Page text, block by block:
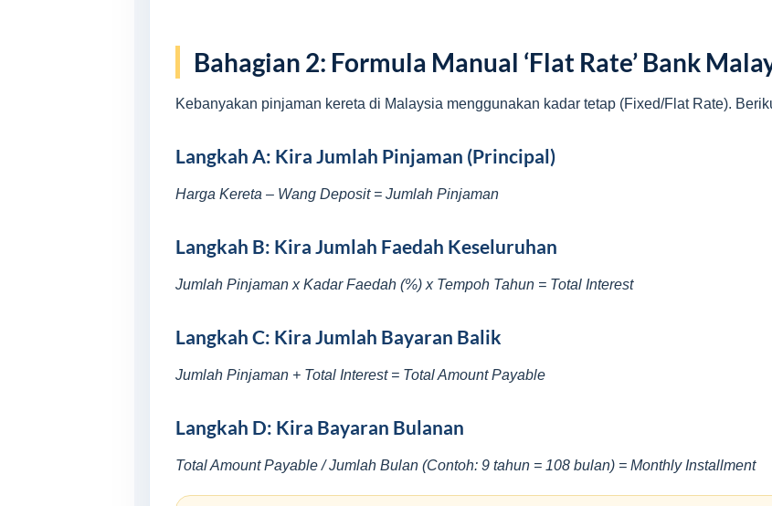
Bahagian 2: Formula Manual ‘Flat Rate’ Bank
Kebanyakan pinjaman kereta di Malaysia menggunakan kadar tetap (Fixed/Flat Rate).
Langkah A: Kira Jumlah Pinjaman (Principal)
Harga Kereta – Wang Deposit = Jumlah Pinjaman
Langkah B: Kira Jumlah Faedah Keseluruhan
Jumlah Pinjaman x Kadar Faedah (%) x Tempoh Tahun = Total Interest
Langkah C: Kira Jumlah Bayaran Balik
Jumlah Pinjaman + Total Interest = Total Amount Payable
Langkah D: Kira Bayaran Bulanan
Total Amount Payable / Jumlah Bulan (Contoh: 9 tahun = 108 bulan) = Monthly Installment